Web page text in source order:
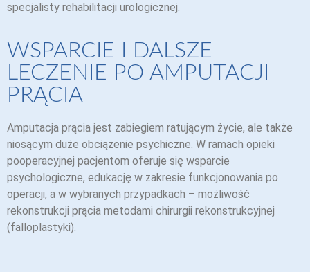
specjalisty rehabilitacji urologicznej.
WSPARCIE I DALSZE
LECZENIE PO AMPUTACJI
PRĄCIA
Amputacja prącia jest zabiegiem ratującym życie, ale także
niosącym duże obciążenie psychiczne. W ramach opieki
pooperacyjnej pacjentom oferuje się wsparcie
psychologiczne, edukację w zakresie funkcjonowania po
operacji, a w wybranych przypadkach – możliwość
rekonstrukcji prącia metodami chirurgii rekonstrukcyjnej
(falloplastyki).